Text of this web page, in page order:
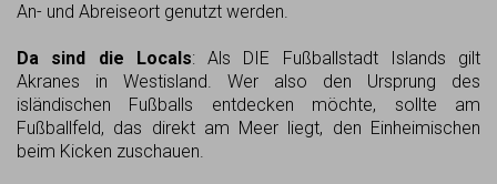
An- und Abreiseort genutzt werden.
Da sind die Locals: Als DIE Fußballstadt Islands gilt
Akranes in Westisland. Wer also den Ursprung des
isländischen Fußballs entdecken möchte, sollte am
Fußballfeld, das direkt am Meer liegt, den Einheimischen
beim Kicken zuschauen.